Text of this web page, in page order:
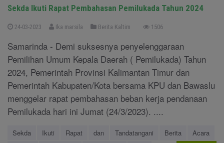
Sekda Ikuti Rapat Pembahasan Pemilukada Tahun 2024
24-03-2023 Ika marsila Berita Kaltim 1506
Samarinda - Demi suksesnya penyelenggaraan
Pemilihan Umum Kepala Daerah ( Pemilukada) Tahun
2024, Pemerintah Provinsi Kalimantan Timur dan
Pemerintah Kabupaten/Kota bersama KPU dan Bawaslu
menggelar rapat pembahasan beban kerja pendanaan
Pemilukada hari ini Jumat (24/3/2023). ....
Sekda Ikuti Rapat dan Tandatangani Berita
Acara